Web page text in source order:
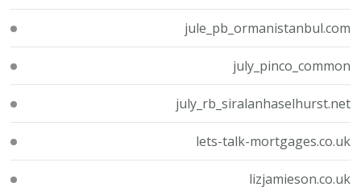
jule_pb_ormanistanbul.com
july_pinco_common
july_rb_siralanhaselhurst.net
lets-talk-mortgages.co.uk
lizjamieson.co.uk